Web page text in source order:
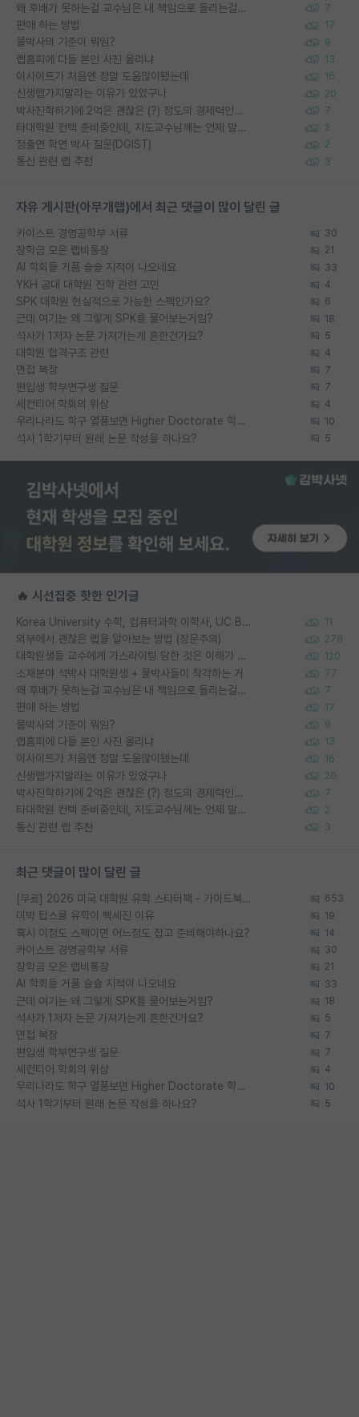
왜 후배가 못하는걸 교수님은 내 책임으로 돌리는걸까요? 7
편애 하는 방법 17
물박사의 기준이 뭐임? 9
랩홈피에 다들 본인 사진 올리냐 13
이사이트가 처음엔 정말 도움많이됐는데 16
신생랩가지말라는 이유가 있었구나 20
박사진학하기에 2억은 괜찮은 (?) 정도의 경제력인가요 7
타대학원 컨텍 준비중인데, 지도교수님께는 언제 말씀드려야 할까요? 2
정출연 학연 박사 질문(DGIST) 2
통신 관련 랩 추천 3
자유 게시판(아무개랩)에서 최근 댓글이 많이 달린 글
카이스트 경영공학부 서류 30
장학금 모은 랩비통장 21
AI 학회들 거품 슬슬 지적이 나오네요 33
YKH 공대 대학원 진학 관련 고민 4
SPK 대학원 현실적으로 가능한 스펙인가요? 6
근데 여기는 왜 그렇게 SPK를 물어보는거임? 18
석사가 1저자 논문 가져가는게 흔한건가요? 5
대학원 합격구조 관련 4
면접 복장 7
편입생 학부연구생 질문 7
세컨티어 학회의 위상 4
우리나라도 학구 열풍보면 Higher Doctorate 학위가 필요하다고 봅니다. 10
석사 1학기부터 원래 논문 작성을 하나요? 5
🔥 시선집중 핫한 인기글
Korea University 수학, 컴퓨터과학 이학사, UC Berkeley 산업공학 대학원 공학박사가 되는 것은 쉽지 않겠죠? 11
외부에서 괜찮은 랩을 알아보는 방법 (장문주의) 278
대학원생들 교수에게 가스라이팅 당한 것은 이해가 갑니다. 안타깝네요. 120
소재분야 석박사 대학원생 + 물박사들이 착각하는 거 77
왜 후배가 못하는걸 교수님은 내 책임으로 돌리는걸까요? 7
편애 하는 방법 17
물박사의 기준이 뭐임? 9
랩홈피에 다들 본인 사진 올리냐 13
이사이트가 처음엔 정말 도움많이됐는데 16
신생랩가지말라는 이유가 있었구나 20
박사진학하기에 2억은 괜찮은 (?) 정도의 경제력인가요 7
타대학원 컨텍 준비중인데, 지도교수님께는 언제 말씀드려야 할까요? 2
통신 관련 랩 추천 3
최근 댓글이 많이 달린 글
[무료] 2026 미국 대학원 유학 스타터팩 - 가이드북 & 합격자 컨택메일 템플릿 653
미박 탑스쿨 유학이 빡세진 이유 19
혹시 이정도 스펙이면 어느정도 잡고 준비해야하나요? 14
카이스트 경영공학부 서류 30
장학금 모은 랩비통장 21
AI 학회들 거품 슬슬 지적이 나오네요 33
근데 여기는 왜 그렇게 SPK를 물어보는거임? 18
석사가 1저자 논문 가져가는게 흔한건가요? 5
면접 복장 7
편입생 학부연구생 질문 7
세컨티어 학회의 위상 4
우리나라도 학구 열풍보면 Higher Doctorate 학위가 필요하다고 봅니다. 10
석사 1학기부터 원래 논문 작성을 하나요? 5